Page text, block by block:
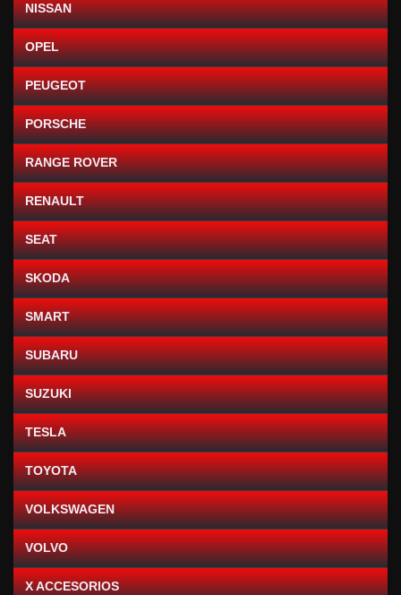
NISSAN
OPEL
PEUGEOT
PORSCHE
RANGE ROVER
RENAULT
SEAT
SKODA
SMART
SUBARU
SUZUKI
TESLA
TOYOTA
VOLKSWAGEN
VOLVO
X ACCESORIOS